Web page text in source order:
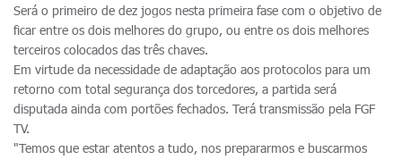
Será o primeiro de dez jogos nesta primeira fase com o objetivo de
ficar entre os dois melhores do grupo, ou entre os dois melhores
terceiros colocados das três chaves.
Em virtude da necessidade de adaptação aos protocolos para um
retorno com total segurança dos torcedores, a partida será
disputada ainda com portões fechados. Terá transmissão pela FGF
TV.
"Temos que estar atentos a tudo, nos prepararmos e buscarmos